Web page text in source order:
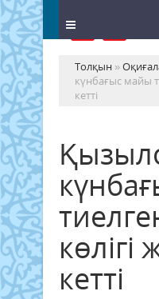
Толқын »
күнбағыс майы
кетті
кетті